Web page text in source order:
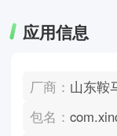
应用信息
厂商： 山东鞍
包名：